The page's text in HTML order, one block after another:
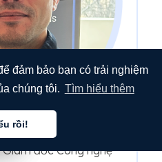
đảm bảo bạn có trải nghiệm
chúng tôi. Tìm hiểu thêm
rồi!
Giám đốc Công nghệ